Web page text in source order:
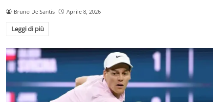
Bruno De Santis Aprile 8, 2026
Leggi di più